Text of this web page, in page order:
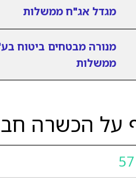
מגדל אג"ח ממשלות
מנורה מבטחים ביטוח
ממשלות
על הכשרה
57